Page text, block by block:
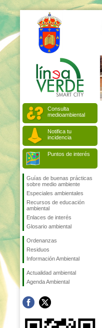
Consulta
medioambiental
Notifica tu
incidencia
Puntos de interés
Guías de buenas prácticas
sobre medio ambiente
Especiales ambientales
Recursos de educación
ambiental
Enlaces de interés
Glosario ambiental
Ordenanzas
Residuos
Información Ambiental
Actualidad ambiental
Agenda Ambiental